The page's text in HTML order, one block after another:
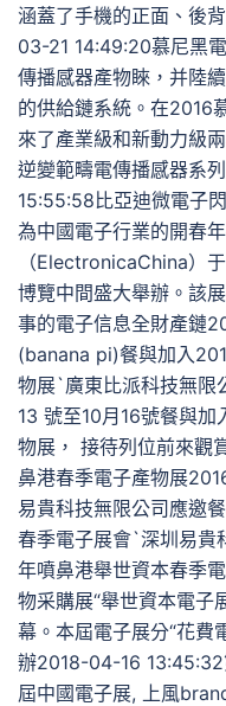
涵蓋了手機的正面、後
03-21 14:49:20慕尼黑
傳播感器產物睞，并陸
的供給鏈系統。在2016
來了產業級和新動力級
逆變範疇電傳播感器系
15:55:58比亞迪微電子
為中國電子行業的開春
（ElectronicaChina）
博覽中間盛大舉辦。該
事的電子信息全財產鏈
(banana pi)餐與加入
物展`廣東比派科技無限
13 號至10月16號餐與
物展， 接待列位前來觀
鼻港春季電子產物展
易貴科技無限公司應邀
春季電子展會`深圳易
年噴鼻港舉世資本春季
物采購展“舉世資本電子
幕。本屆電子展分“花費
辦2018-04-16 13:45:32
屆中國電子展, 上風